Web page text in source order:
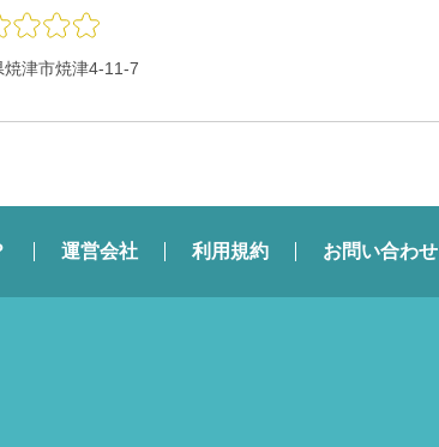
焼津市焼津4-11-7
運営会社 利用規約 お問い合わせ